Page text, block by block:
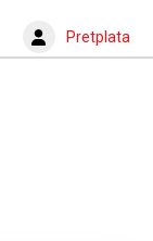
Pretplata